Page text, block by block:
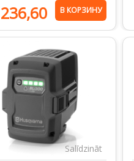
236,60 В КОРЗИНУ
Salīdzināt